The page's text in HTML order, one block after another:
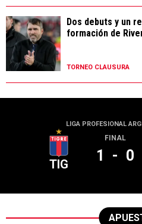
Dos debuts y un
formación de
TORNEO CLAUSURA
LIGA PROFESIONAL
TIG
FINAL
1 - 0